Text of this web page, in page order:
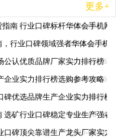
更多+
2026-06-26
南 行业口碑标杆华体会手机网
2026-06-26
行业口碑领域强者华体会手机
2026-06-26
公认优质品牌厂家实力排行榜
2026-06-26
企业实力排行榜选购参考攻略
2026-06-26
优选品牌生产企业实力排行榜
2026-06-26
选矿行业口碑稳定专业生产强者
2026-06-26
口碑顶尖靠谱生产龙头厂家实力